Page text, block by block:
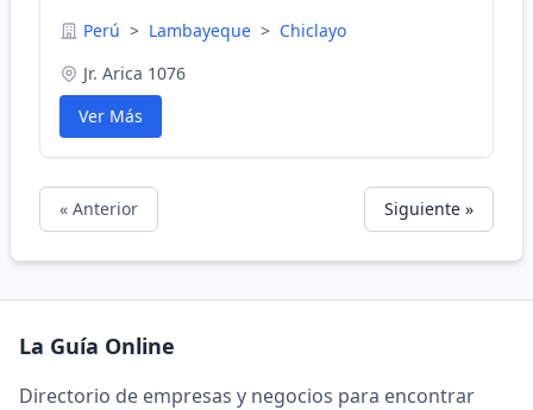
Perú > Lambayeque > Chiclayo
Jr. Arica 1076
Ver Más
« Anterior Siguiente »
La Guía Online
Directorio de empresas y negocios para encontrar